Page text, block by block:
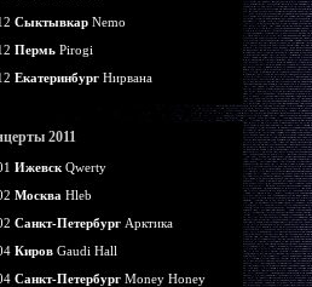
Сыктывкар Nemo
Пермь Pirogi
Екатеринбург Нирвана
2011
Ижевск Qwerty
Москва Hleb
Санкт-Петербург Арктика
Киров Gaudi Hall
Санкт-Петербург Money Honey